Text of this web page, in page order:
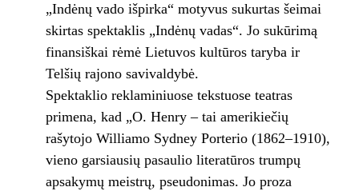
„Indėnų vado išpirka“ motyvus sukurtas šeimai
skirtas spektaklis „Indėnų vadas“. Jo sukūrimą
finansiškai rėmė Lietuvos kultūros taryba ir
Telšių rajono savivaldybė.
Spektaklio reklaminiuose tekstuose teatras
primena, kad „O. Henry – tai amerikiečių
rašytojo Williamo Sydney Porterio (1862–1910),
vieno garsiausių pasaulio literatūros trumpų
apsakymų meistrų, pseudonimas. Jo proza